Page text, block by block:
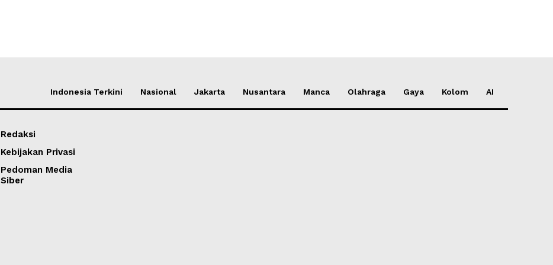
Indonesia Terkini Nasional Jakarta Nusantara Manca Olahraga Gaya Kolom AI
Redaksi
Kebijakan Privasi
Pedoman Media
Siber